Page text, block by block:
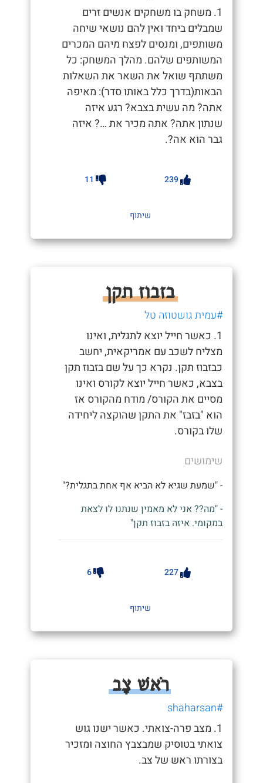
1. משחק בו משחקים אנשים זרים
שמבלים ביחד ואין להם נושאי שיחה
משותפים, ומנסים לפצח מיהם המכרים
המשותפים שלהם. מהלך המשחק: כל
משתתף שואל את השאר את השאלות
הבאות(בדרך כלל באותו סדר): מאיפה
אתה? מה עשית בצבא? רגע איזה
שנתון אתה? אתה מכיר את …? איזה
גבר הוא אה?.
239
11
שיתוף
בזבוז תקן
#עמית גושטוזה טל
1. כאשר חייל יוצא לתגלית, ואינו
מצליח לשכב עם אמריקאית, יחשב
כבזבוז תקן. נקרא כך על שם בזבוז תקן
בצבא, כאשר חייל יוצא לקורס ואינו
מסיים את הקורס/ מודח מהקורס אז
הוא "בזבז" את התקן שהוקצה ליחידה
שלו בקורס.
שימושים
- "שמעת שגיא לא הביא אף אחת בתגלית?"
- "מה?? אני לא מאמין שנתנו לו לצאת
במקומי. איזה בזבוז תקן"
227
6
שיתוף
רֹאשׁ צָב
#shaharsan
1. מצב פרה-צואתי. כאשר ישנו גוש
צואתי בטוסיק שמבצבץ החוצה ומזכיר
בצורתו ראש של צב.